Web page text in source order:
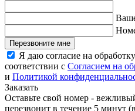
Перезвоните мне
Я даю согласие на
соответствии с Согласием на
и Политикой
Заказать
Оставьте свой номер -
перезвонит в течение 5 минут